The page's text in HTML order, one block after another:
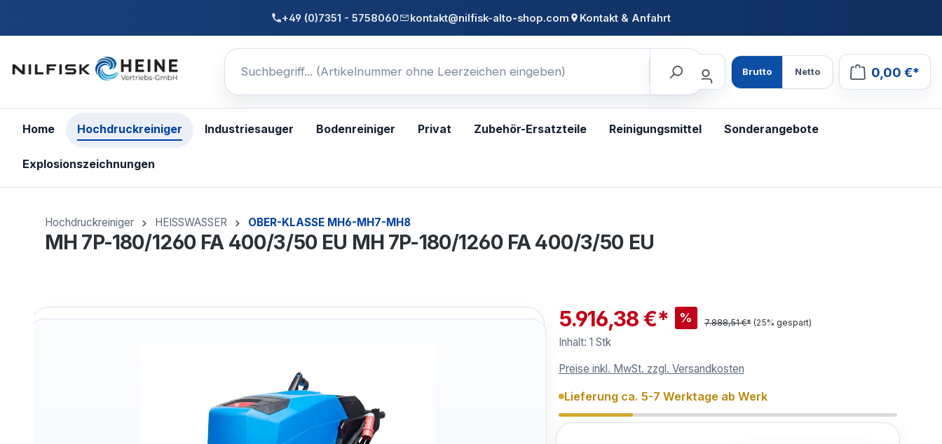
+49 (0)7351 - 5758060 kontakt@nilfisk-alto-shop.com Kontakt & Anfahrt
Brutto Netto 0,00 €*
Home Hochdruckreiniger Industriesauger Bodenreiniger Privat Zubehör-Ersatzteile Reinigungsmittel Sonderangebote
Explosionszeichnungen
Hochdruckreiniger HEISSWASSER OBER-KLASSE MH6-MH7-MH8
MH 7P-180/1260 FA 400/3/50 EU MH 7P-180/1260 FA 400/3/50 EU
5.916,38 €* % 7.888,51 €* (25% gespart)
Inhalt: 1 Stk
Preise inkl. MwSt. zzgl. Versandkosten
Lieferung ca. 5-7 Werktage ab Werk